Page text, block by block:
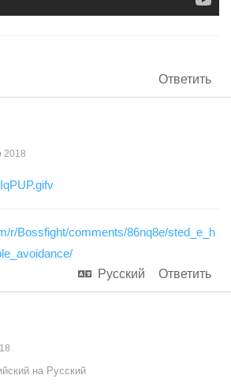
Ответить
2018
r/Bossfight/comments/86nq8e/sted_e_h
Русский
Ответить
на Русский